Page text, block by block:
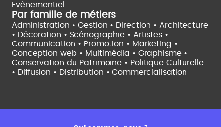
Evènementiel
Par famille de métiers
Administration • Gestion • Direction • Architecture
• Décoration • Scénographie • Artistes •
Communication • Promotion • Marketing •
Conception web • Multimédia • Graphisme •
Conservation du Patrimoine • Politique Culturelle
• Diffusion • Distribution • Commercialisation